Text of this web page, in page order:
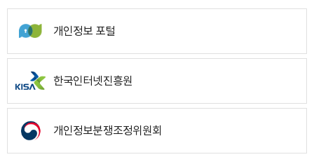
개인정보 포털
한국인터넷진흥원
개인정보분쟁조정위원회